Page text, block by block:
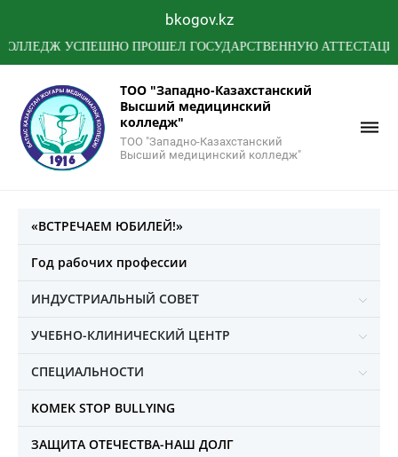
bkogov.kz
УСПЕШНО ПРОШЕЛ ГОСУДАРСТВЕННУЮ АТТЕСТАЦИЮ
ТОО "Западно-Казахстанский
Высший медицинский
колледж"
ТОО "Западно-Казахстанский
Высший медицинский колледж"
«ВСТРЕЧАЕМ ЮБИЛЕЙ!»
Год рабочих профессии
ИНДУСТРИАЛЬНЫЙ СОВЕТ
УЧЕБНО-КЛИНИЧЕСКИЙ ЦЕНТР
СПЕЦИАЛЬНОСТИ
KOMEK STOP BULLYING
ЗАЩИТА ОТЕЧЕСТВА-НАШ ДОЛГ